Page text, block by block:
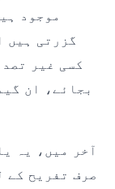
موجود
گزرتی ہیں
کسی غیر
بجائے، ان
آخر میں، یہ
صرف تفریح کے